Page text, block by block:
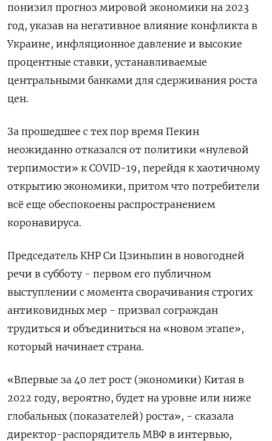
понизил прогноз мировой экономики на 2023
год, указав на негативное влияние конфликта в
Украине, инфляционное давление и высокие
процентные ставки, устанавливаемые
центральными банками для сдерживания роста
цен.
За прошедшее с тех пор время Пекин
неожиданно отказался от политики «нулевой
терпимости» к COVID-19, перейдя к хаотичному
открытию экономики, притом что потребители
всё еще обеспокоены распространением
коронавируса.
Председатель КНР Си Цзиньпин в новогодней
речи в субботу - первом его публичном
выступлении с момента сворачивания строгих
антиковидных мер - призвал сограждан
трудиться и объединиться на «новом этапе»,
который начинает страна.
«Впервые за 40 лет рост (экономики) Китая в
2022 году, вероятно, будет на уровне или ниже
глобальных (показателей) роста», - сказала
директор-распорядитель МВФ в интервью,